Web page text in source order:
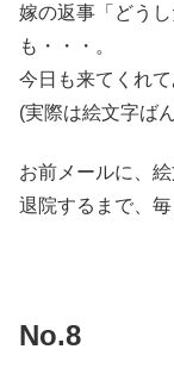
嫁の返事「どう
も・・・。
今日も来てくれ
(実際は絵文字ば
お前メールに、
退院するまで、毎
No.8